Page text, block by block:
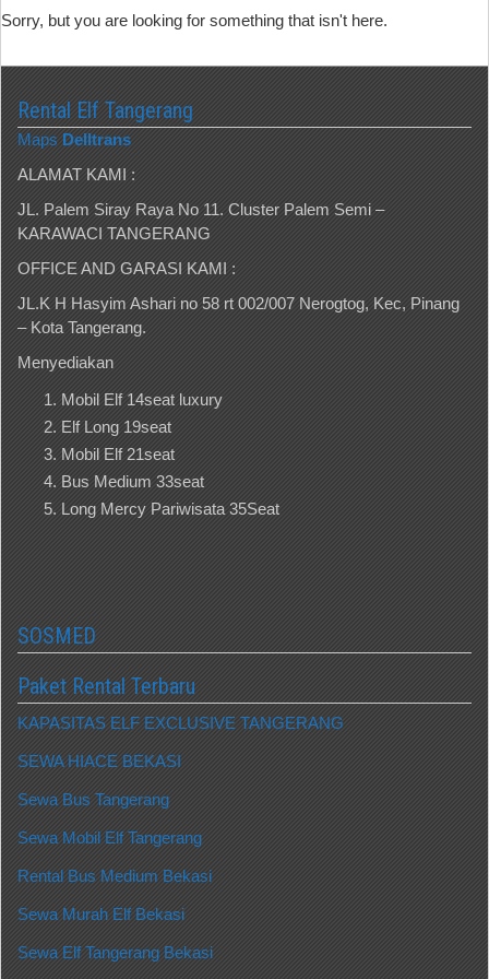
Sorry, but you are looking for something that isn't here.
Rental Elf Tangerang
Maps Delltrans
ALAMAT KAMI :
JL. Palem Siray Raya No 11. Cluster Palem Semi –
KARAWACI TANGERANG
OFFICE AND GARASI KAMI :
JL.K H Hasyim Ashari no 58 rt 002/007 Nerogtog, Kec, Pinang
– Kota Tangerang.
Menyediakan
Mobil Elf 14seat luxury
Elf Long 19seat
Mobil Elf 21seat
Bus Medium 33seat
Long Mercy Pariwisata 35Seat
SOSMED
Paket Rental Terbaru
KAPASITAS ELF EXCLUSIVE TANGERANG
SEWA HIACE BEKASI
Sewa Bus Tangerang
Sewa Mobil Elf Tangerang
Rental Bus Medium Bekasi
Sewa Murah Elf Bekasi
Sewa Elf Tangerang Bekasi